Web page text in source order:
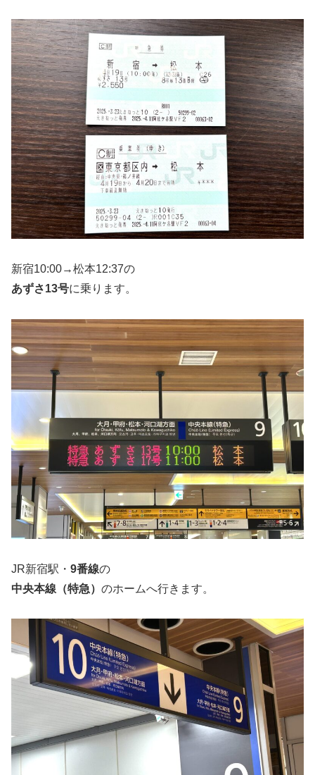
新宿10:00→松本12:37の
あずさ13号に乗ります。
JR新宿駅・ 9番線の
中央本線（特急） のホームへ行きます。